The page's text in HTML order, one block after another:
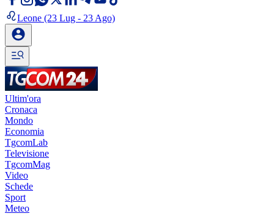
Leone (23 Lug - 23 Ago)
Ultim'ora
Cronaca
Mondo
Economia
TgcomLab
Televisione
TgcomMag
Video
Schede
Sport
Meteo